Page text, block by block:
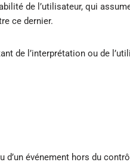
de l’utilisateur, qui
ce dernier.
de l’interprétation ou de
événement hors du